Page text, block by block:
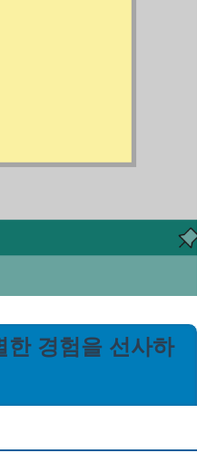
한 경험을 선사하